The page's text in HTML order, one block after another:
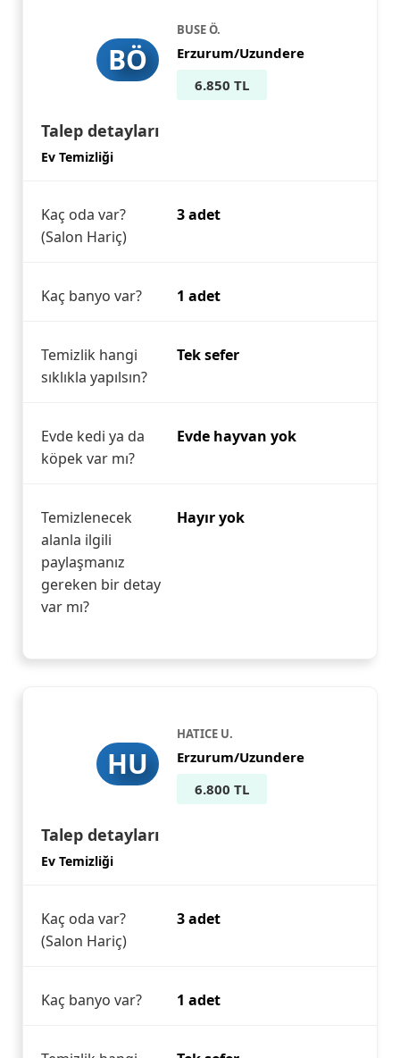
BÖ
BUSE Ö.
Erzurum/Uzundere
6.850 TL
Talep detayları
Ev Temizliği
Kaç oda var?
(Salon Hariç)
3 adet
Kaç banyo var? 1 adet
Temizlik hangi
sıklıkla yapılsın?
Tek sefer
Evde kedi ya da
köpek var mı?
Evde hayvan yok
Temizlenecek
alanla ilgili
paylaşmanız
gereken bir detay
var mı?
Hayır yok
HU
HATICE U.
Erzurum/Uzundere
6.800 TL
Talep detayları
Ev Temizliği
Kaç oda var?
(Salon Hariç)
3 adet
Kaç banyo var? 1 adet